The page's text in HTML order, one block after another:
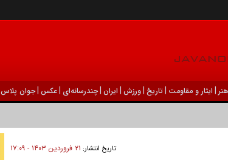
| ایثار و مقاومت |تاریخ |ورزش | ايران |چندرسانه‌ای |عکس |جوان پلاس
تاریخ انتشار: ۲۱ فروردين ۱۴۰۳ - ۱۷:۰۹